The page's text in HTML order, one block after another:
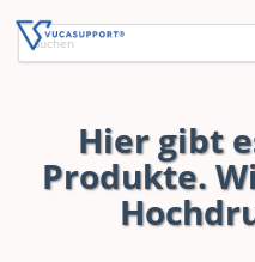
Hier gibt
Produkte.